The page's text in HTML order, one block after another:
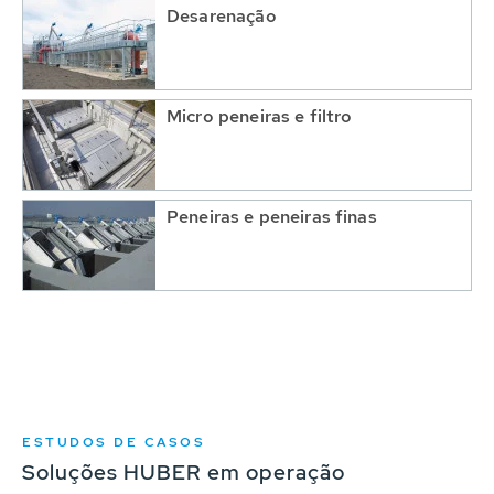
Desarenação
Micro peneiras e filtro
Peneiras e peneiras finas
ESTUDOS DE CASOS
Soluções HUBER em operação